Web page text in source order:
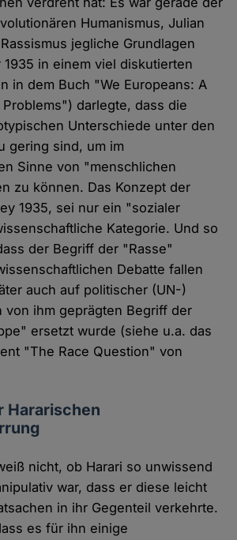
Humanismus, Julian
jegliche Grundlagen
in einem viel diskutierten
in dem Buch "We Europeans: A
Problems") darlegte, dass die
Unterschiede unter den
gering sind, um im
Sinne von "menschlichen
zu können. Das Konzept der
1935, sei nur ein "sozialer
Kategorie. Und so
der Begriff der "Rasse"
Debatte fallen
auch auf politischer (UN-)
von ihm geprägten Begriff der
ersetzt wurde (siehe u.a. das
"The Race Question" von
Hararischen
nicht, ob Harari so unwissend
war, dass er diese leicht
in ihr Gegenteil verkehrte.
es für ihn einige